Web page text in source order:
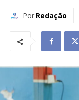
Por Redação